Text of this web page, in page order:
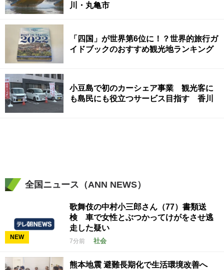
川・丸亀市
「四国」が世界第6位に！？世界的旅行ガ
イドブックのおすすめ観光地ランキング
小豆島で初のカーシェア事業 観光客に
も島民にも役立つサービス目指す 香川
全国ニュース（ANN NEWS）
NEW
歌舞伎の中村小三郎さん（77）書類送
検 車で女性とぶつかってけがをさせ逃
走した疑い
7分前 社会
熊本地震 避難長期化で生活環境改善へ